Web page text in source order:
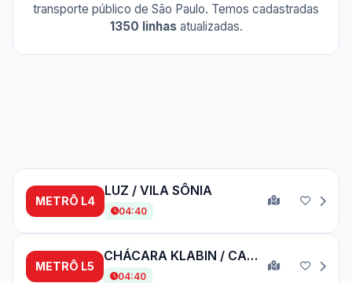
transporte público de São Paulo. Temos cadastradas
1350 linhasatualizadas.
METRÔ L4
LUZ / VILA SÔNIA
04:40
METRÔ L5
CHÁCARA KLABIN / CAPAO REDONDO
04:40